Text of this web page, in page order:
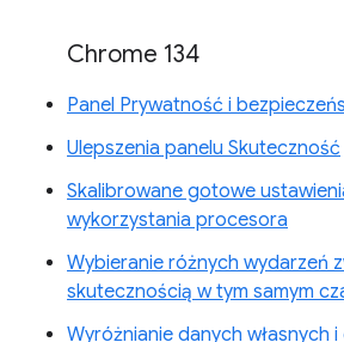
Chrome 134
Panel Prywatność i
Ulepszenia panelu Skuteczność
Skalibrowane gotowe
wykorzystania procesora
Wybieranie różnych wydarzeń
skutecznością w tym samym
Wyróżnianie danych własnych